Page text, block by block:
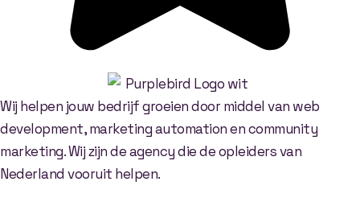
Wij helpen jouw bedrijf groeien door middel van web
development, marketing automation en community
marketing. Wij zijn de agency die de opleiders van
Nederland vooruit helpen.